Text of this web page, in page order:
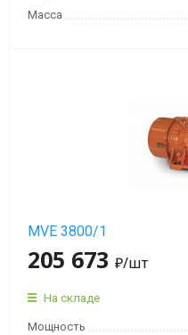
Масса
MVE 3800/1
205 673 ₽/шт
На складе
Мощность